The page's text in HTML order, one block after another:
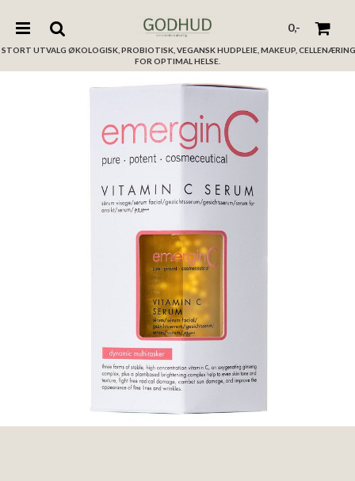
0,-
STORT UTVALG ØKOLOGISK, PROBIOTISK, VEGANSK HUDPLEIE, MAKEUP, CELLENÆRING
FOR OPTIMAL HELSE.